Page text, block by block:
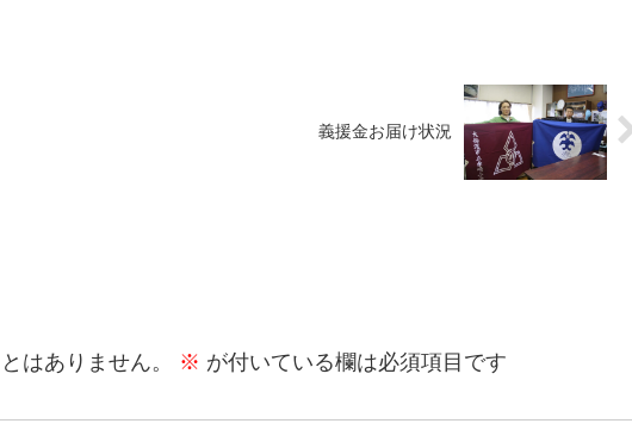
義援金お届け状況
はありません。 ※ が付いている欄は必須項目です